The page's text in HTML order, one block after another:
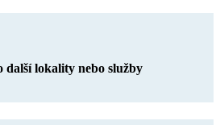
další lokality nebo služby